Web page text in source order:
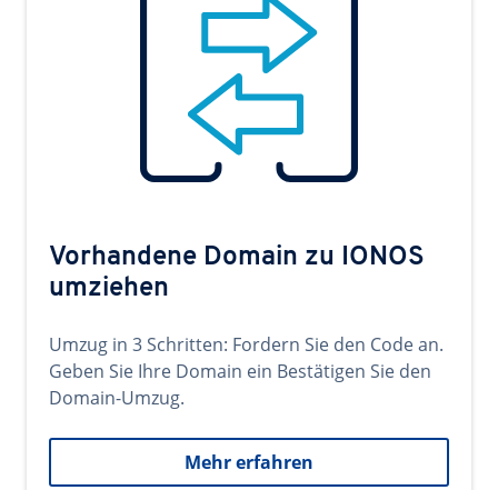
Vorhandene Domain zu IONOS
umziehen
Umzug in 3 Schritten: Fordern Sie den Code an.
Geben Sie Ihre Domain ein Bestätigen Sie den
Domain-Umzug.
Mehr erfahren